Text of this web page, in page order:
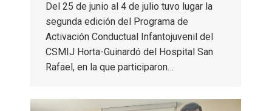
Del 25 de junio al 4 de julio tuvo lugar la
segunda edición del Programa de
Activación Conductual Infantojuvenil del
CSMIJ Horta-Guinardó del Hospital San
Rafael, en la que participaron…